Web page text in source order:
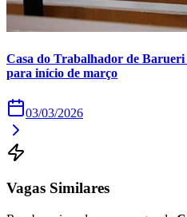
Casa do Trabalhador de Barueri
para início de março
03/03/2026
Vagas Similares